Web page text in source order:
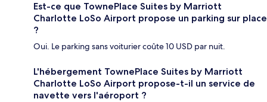
Est-ce que TownePlace Suites by Marriott
Charlotte LoSo Airport propose un parking sur place
?
Oui. Le parking sans voiturier coûte 10 USD par nuit.
L'hébergement TownePlace Suites by Marriott
Charlotte LoSo Airport propose-t-il un service de
navette vers l'aéroport ?